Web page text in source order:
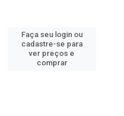
Faça seu login ou
cadastre-se para
ver preços e
comprar